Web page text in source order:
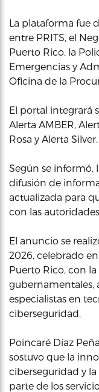
La plataforma fue
entre PRITS, el
Puerto Rico, la
Emergencias y
Oficina de la
El portal integrará
Alerta AMBER,
Rosa y Alerta Silver.
Según se informó,
difusión de
actualizada para
con las
El anuncio se
2026, celebrado
Puerto Rico, con
gubernamentales,
especialistas en
ciberseguridad.
Poincaré Díaz
sostuvo que la
ciberseguridad y
parte de los